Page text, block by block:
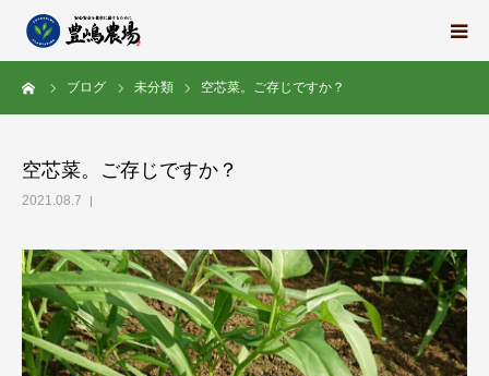
ブログ 未分類 空芯菜。ご存じですか？
空芯菜。ご存じですか？
2021.08.7
豊嶋農場の想い
スタッフ紹介
求人情報